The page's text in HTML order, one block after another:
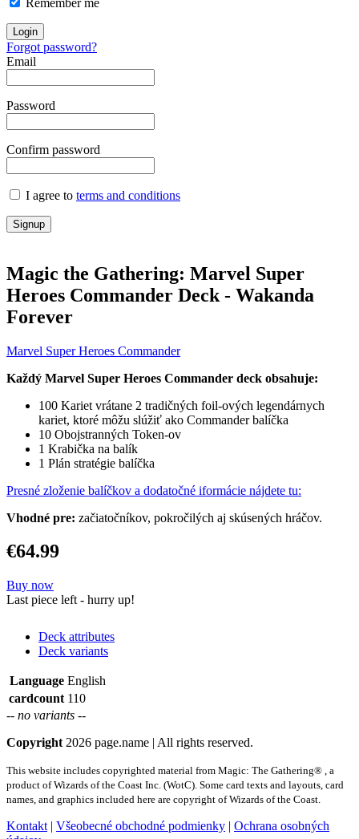
Login
Forgot password?
Email
Password
Confirm password
I agree to terms and conditions
Signup
Magic the Gathering: Marvel Super
Heroes Commander Deck - Wakanda
Forever
Marvel Super Heroes Commander
Každý Marvel Super Heroes Commander deck obsahuje:
100 Kariet vrátane 2 tradičných foil-ových legendárnych
kariet, ktoré môžu slúžiť ako Commander balíčka
10 Obojstranných Token-ov
1 Krabička na balík
1 Plán stratégie balíčka
Presné zloženie balíčkov a dodatočné iformácie nájdete tu:
Vhodné pre: začiatočníkov, pokročilých aj skúsených hráčov.
€64.99
Buy now
Last piece left - hurry up!
Deck attributes
Deck variants
Language English
cardcount 110
-- no variants --
Copyright 2026 page.name | All rights reserved.
This website includes copyrighted material from Magic: The Gathering® , a
product of Wizards of the Coast Inc. (WotC). Some card texts and layouts, card
names, and graphics included here are copyright of Wizards of the Coast.
Kontakt | Všeobecné obchodné podmienky | Ochrana osobných